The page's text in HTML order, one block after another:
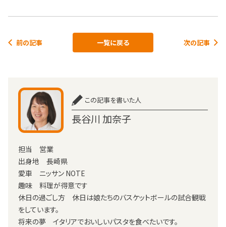
前の記事 一覧に戻る 次の記事
この記事を書いた人
長谷川 加奈子
担当 営業
出身地 長崎県
愛車 ニッサン NOTE
趣味 料理が得意です
休日の過ごし方 休日は娘たちのバスケットボールの試合観戦
をしています。
将来の夢 イタリアでおいしいパスタを食べたいです。